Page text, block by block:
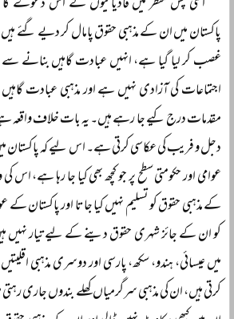
پاکستان میں ان کے مذہبی حقوق پامال کر دیے گئے
غصب کر لیا گیا ہے، انہیں عبادت گاہیں بنانے سے
اجتماعات کی آزادی نہیں ہے اور مذہبی عبادت
مقدمات درج کیے جا رہے ہیں۔ یہ بات خلاف واقعہ
دجل و فریب کی عکاسی کرتی ہے۔ اس لیے کہ پاکستان
عوامی اور حکومتی سطح پر جو کچھ بھی کیا جا رہا ہے، اس
کے مذہبی حقوق کو تسلیم نہیں کیا جاتا اور پاکستان کے
کو ان کے جائز شہری حقوق دینے کے لیے تیار نہیں
میں عیسائی، ہندو، سکھ، پارسی اور دوسری مذہبی
کرتی ہیں، ان کی مذہبی سرگرمیاں کھلے بندوں جاری